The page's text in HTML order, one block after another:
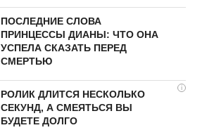
ПОСЛЕДНИЕ СЛОВА
ПРИНЦЕССЫ ДИАНЫ: ЧТО ОНА
УСПЕЛА СКАЗАТЬ ПЕРЕД
СМЕРТЬЮ
i
РОЛИК ДЛИТСЯ НЕСКОЛЬКО
СЕКУНД, А СМЕЯТЬСЯ ВЫ
БУДЕТЕ ДОЛГО